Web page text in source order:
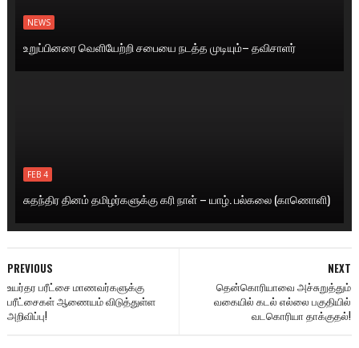
NEWS
உறுப்பினரை வெளியேற்றி சபையை நடத்த முடியும்– தவிசாளர்
FEB 4
சுதந்திர தினம் தமிழர்களுக்கு கரி நாள் – யாழ். பல்கலை (காணொளி)
NEXT
தென்கொரியாவை அச்சுறுத்தும்
வகையில் கடல் எல்லை பகுதியில்
வடகொரியா தாக்குதல்!
PREVIOUS
உயர்தர பரீட்சை மாணவர்களுக்கு
பரீட்சைகள் ஆணையம் விடுத்துள்ள
அறிவிப்பு!